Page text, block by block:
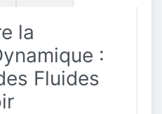
la
:
Fluides